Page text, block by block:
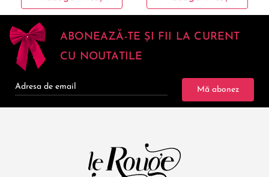
ABONEAZĂ-TE ȘI FII LA CURENT
CU NOUTATILE
Mă abonez